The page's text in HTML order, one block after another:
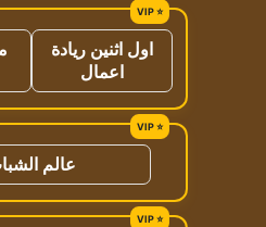
اول اثنين ريادة
اعمال
عالم